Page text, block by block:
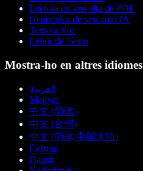
Lectura en veu alta de PDF
Generador de veu amb IA
Texto a Voz
Leitor de Texto
Mostra-ho en altres idiomes
العربية
Magyar
中文 (简体)
中文 (台灣)
中文 (简体 中国大陆)
Čeština
Dansk